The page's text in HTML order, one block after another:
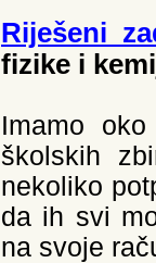
Riješeni
fizike i
Imamo
školskih
nekoliko
da ih svi
na svoje